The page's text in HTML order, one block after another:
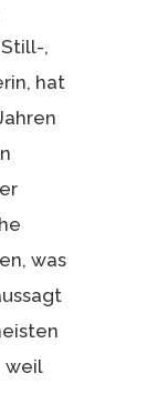
,
hat
was
weil